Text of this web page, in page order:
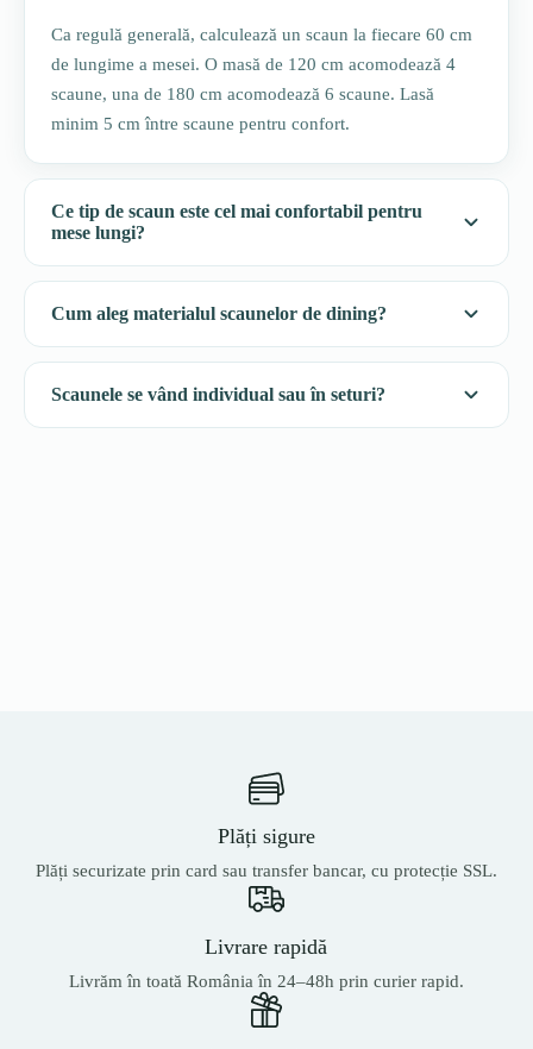
Ca regulă generală, calculează un scaun la fiecare 60 cm
de lungime a mesei. O masă de 120 cm acomodează 4
scaune, una de 180 cm acomodează 6 scaune. Lasă
minim 5 cm între scaune pentru confort.
Ce tip de scaun este cel mai confortabil pentru
mese lungi?
Cum aleg materialul scaunelor de dining?
Scaunele se vând individual sau în seturi?
Plăți sigure
Plăți securizate prin card sau transfer bancar, cu protecție SSL.
Livrare rapidă
Livrăm în toată România în 24–48h prin curier rapid.